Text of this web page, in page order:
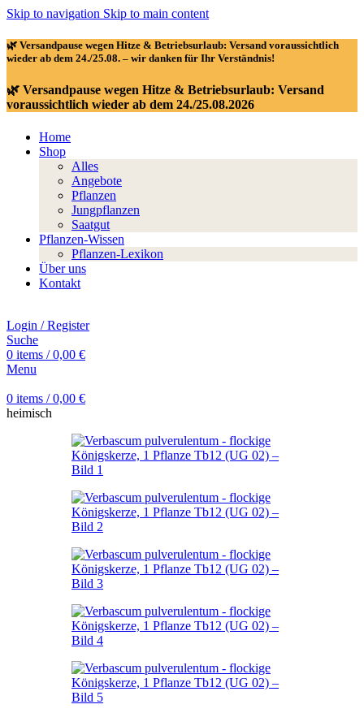
Skip to navigation Skip to main content
🌿 Versandpause wegen Hitze & Betriebsurlaub: Versand voraussichtlich
wieder ab dem 24./25.08. – wir danken für Ihr Verständnis!
🌿 Versandpause wegen Hitze & Betriebsurlaub: Versand
voraussichtlich wieder ab dem 24./25.08.2026
Home
Shop
Alles
Angebote
Pflanzen
Jungpflanzen
Saatgut
Pflanzen-Wissen
Pflanzen-Lexikon
Über uns
Kontakt
Login / Register
Suche
0 items / 0,00 €
Menu
0 items / 0,00 €
heimisch